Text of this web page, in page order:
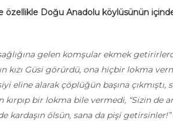
özellikle Doğu Anadolu köylüsünün
gelen komşular ekmek
kızı Güsi görürdü, ona hiçbir lokma
alarak çöplüğün başına
bir lokma bile vermedi, “Sizin de
kardaşın ölsün, sana da pişi